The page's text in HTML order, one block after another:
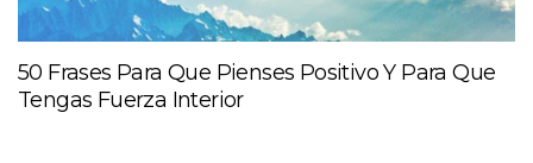
50 Frases Para Que Pienses Positivo Y Para Que
Tengas Fuerza Interior